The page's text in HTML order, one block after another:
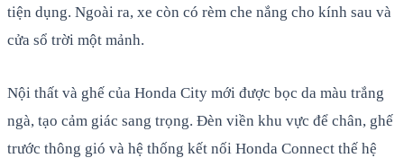
tiện dụng. Ngoài ra, xe còn có rèm che nắng cho kính sau và
cửa sổ trời một mảnh.
Nội thất và ghế của Honda City mới được bọc da màu trắng
ngà, tạo cảm giác sang trọng. Đèn viền khu vực để chân, ghế
trước thông gió và hệ thống kết nối Honda Connect thế hệ